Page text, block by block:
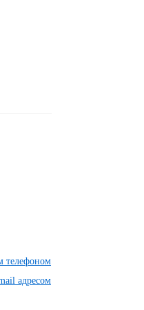
телефоном
адресом